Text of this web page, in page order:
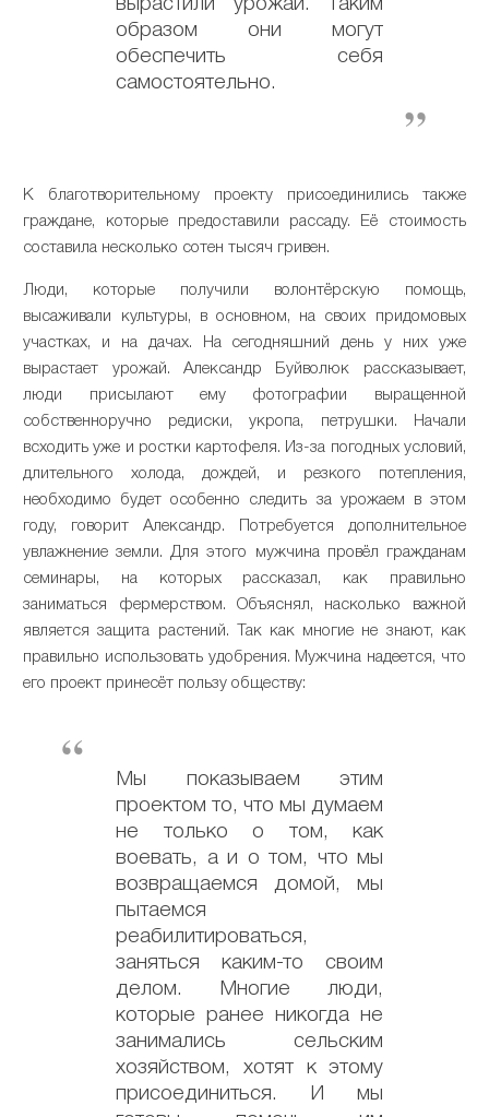
вырастили урожай. Таким
образом они могут
обеспечить себя
самостоятельно.
К благотворительному проекту присоединились также
граждане, которые предоставили рассаду. Её стоимость
составила несколько сотен тысяч гривен.
Люди, которые получили волонтёрскую помощь,
высаживали культуры, в основном, на своих придомовых
участках, и на дачах. На сегодняшний день у них уже
вырастает урожай. Александр Буйволюк рассказывает,
люди присылают ему фотографии выращенной
собственноручно редиски, укропа, петрушки. Начали
всходить уже и ростки картофеля. Из-за погодных условий,
длительного холода, дождей, и резкого потепления,
необходимо будет особенно следить за урожаем в этом
году, говорит Александр. Потребуется дополнительное
увлажнение земли. Для этого мужчина провёл гражданам
семинары, на которых рассказал, как правильно
заниматься фермерством. Объяснял, насколько важной
является защита растений. Так как многие не знают, как
правильно использовать удобрения. Мужчина надеется, что
его проект принесёт пользу обществу:
Мы показываем этим
проектом то, что мы думаем
не только о том, как
воевать, а и о том, что мы
возвращаемся домой, мы
пытаемся
реабилитироваться,
заняться каким-то своим
делом. Многие люди,
которые ранее никогда не
занимались сельским
хозяйством, хотят к этому
присоединиться. И мы